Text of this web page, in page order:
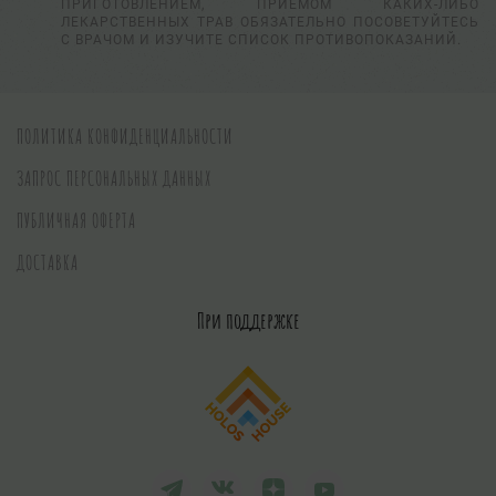
ПРИГОТОВЛЕНИЕМ, ПРИЕМОМ КАКИХ-ЛИБО
ЛЕКАРСТВЕННЫХ ТРАВ ОБЯЗАТЕЛЬНО ПОСОВЕТУЙТЕСЬ
С ВРАЧОМ И ИЗУЧИТЕ СПИСОК ПРОТИВОПОКАЗАНИЙ.
ПОЛИТИКА КОНФИДЕНЦИАЛЬНОСТИ
ЗАПРОС ПЕРСОНАЛЬНЫХ ДАННЫХ
ПУБЛИЧНАЯ ОФЕРТА
ДОСТАВКА
При поддержке